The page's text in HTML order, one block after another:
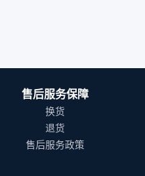
售后服务保障
换货
退货
售后服务政策